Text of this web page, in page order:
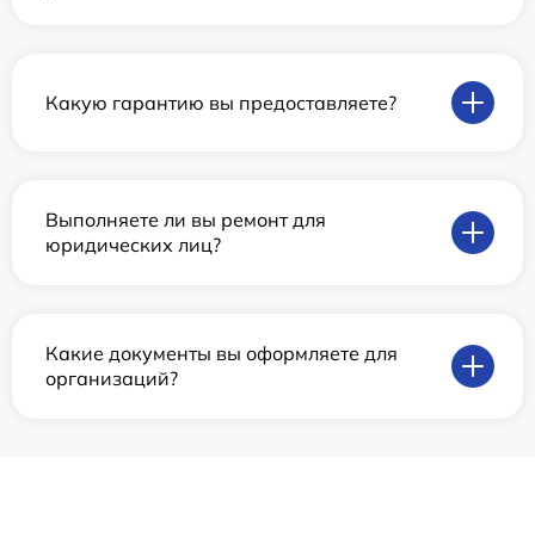
Какую гарантию вы предоставляете?
Выполняете ли вы ремонт для
юридических лиц?
Какие документы вы оформляете для
организаций?